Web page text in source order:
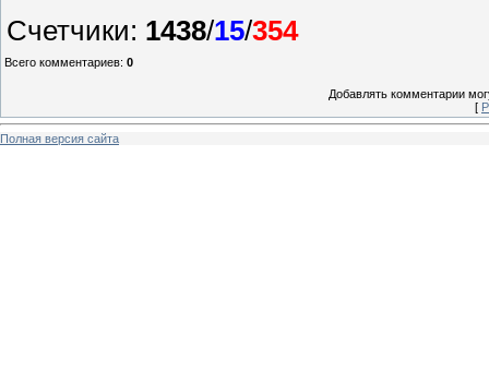
Счетчики: 1438/15/354
Всего комментариев: 0
Добавлять комментарии
[
Полная версия сайта